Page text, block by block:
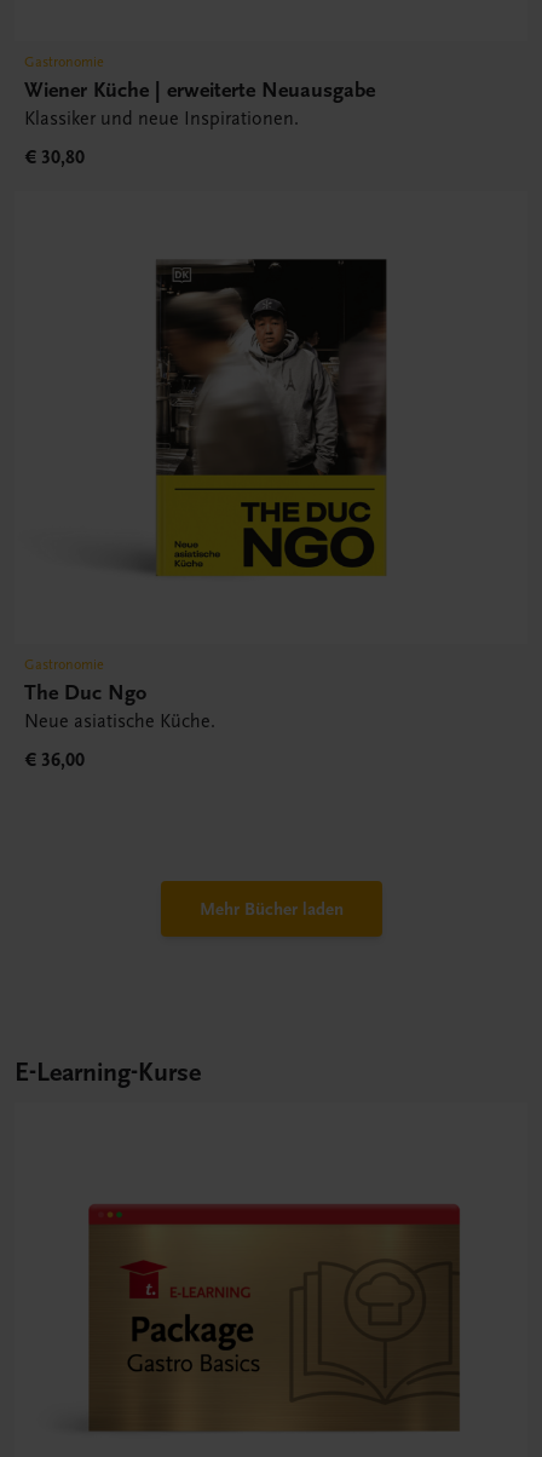
Gastronomie
Wiener Küche | erweiterte Neuausgabe
Klassiker und neue Inspirationen.
€ 30,80
Gastronomie
The Duc Ngo
Neue asiatische Küche.
€ 36,00
Mehr Bücher laden
E-Learning-Kurse